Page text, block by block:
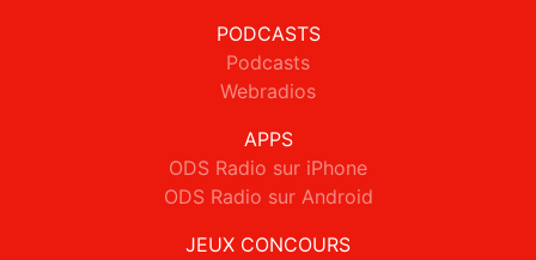
PODCASTS
Podcasts
Webradios
APPS
ODS Radio sur iPhone
ODS Radio sur Android
JEUX CONCOURS